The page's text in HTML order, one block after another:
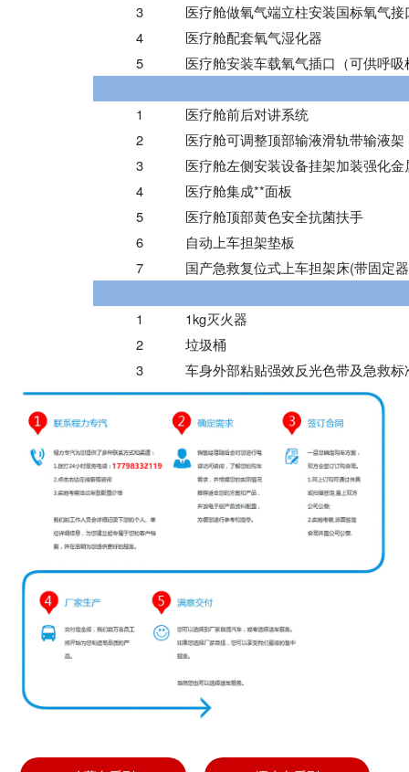
3
医疗舱做氧气端立柱安装国标氧气接
4
医疗舱配套氧气湿化器
5
医疗舱安装车载氧气插口（可供呼
1
医疗舱前后对讲系统
2
医疗舱可调整顶部输液滑轨带输液
3
医疗舱左侧安装设备挂架加装强化金
4
医疗舱集成**面板
5
医疗舱顶部黄色安全抗菌扶手
6
自动上车担架垫板
7
国产急救复位式上车担架床(带固定
1
1kg灭火器
2
垃圾桶
3
车身外部粘贴强效反光色带及急救标